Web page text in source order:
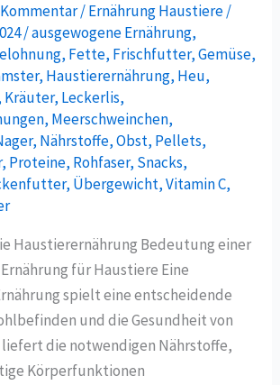
/Ernährung Haustiere/
/ausgewogene Ernährung,
, Fette, Frischfutter,Gemüse,
, Haustierernährung, Heu,
Kräuter, Leckerlis,
, Meerschweinchen,
, Nährstoffe,Obst, Pellets,
, Proteine, Rohfaser, Snacks,
, Übergewicht,Vitamin C,
Haustierernährung Bedeutung einer
für Haustiere Eine
spielt eine entscheidende
und die Gesundheit von
liefert die notwendigen Nährstoffe,
Körperfunktionen